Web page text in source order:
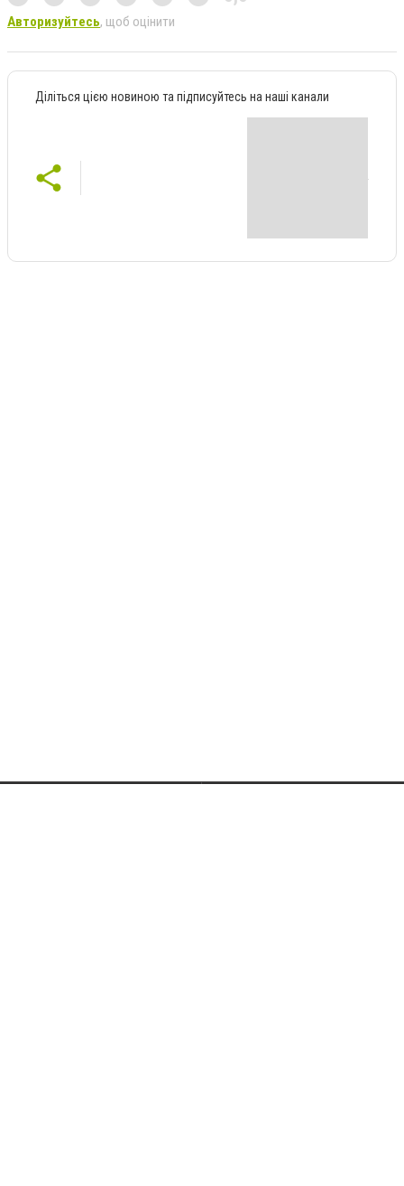
Авторизуйтесь, щоб оцінити
Діліться цією новиною та підписуйтесь на наші канали